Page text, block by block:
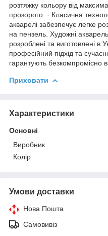
розтяжку кольору від
прозорого. · Класична
акварелі забезпечує легке
на пензель. Художні
розроблені та виготовлені в
професійний підхід та
гарантують безкомпромісно
Приховати
Характеристики
Основні
Виробник
Колір
Умови доставки
Нова Пошта
Самовивіз